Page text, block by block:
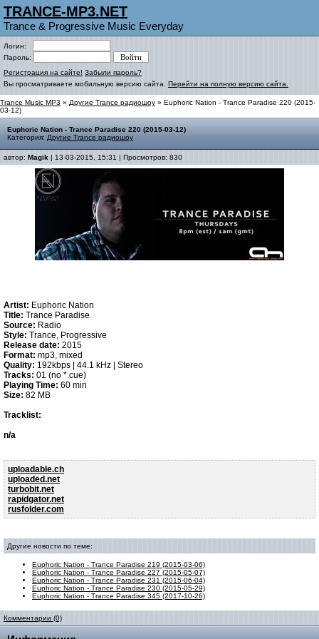
TRANCE-MP3.NET
Trance & Progressive Music Everyday
Логин:
Пароль:
Регистрация на сайте! Забыли пароль?
Вы просматриваете мобильную версию сайта. Перейти на полную версию сайта.
Trance Music MP3 » Другие Trance радиошоу » Euphoric Nation - Trance Paradise 220 (2015-
03-12)
Euphoric Nation - Trance Paradise 220 (2015-03-12)
Категория: Другие Trance радиошоу
автор: Magik | 13-03-2015, 15:31 | Просмотров: 830
Artist: Euphoric Nation
Title: Trance Paradise
Source: Radio
Style: Trance, Progressive
Release date: 2015
Format: mp3, mixed
Quality: 192kbps | 44.1 kHz | Stereo
Tracks: 01 (no *.cue)
Playing Time: 60 min
Size: 82 MB
Tracklist:
n/a
uploadable.ch
uploaded.net
turbobit.net
rapidgator.net
rusfolder.com
Другие новости по теме:
Euphoric Nation - Trance Paradise 219 (2015-03-06)
Euphoric Nation - Trance Paradise 227 (2015-05-07)
Euphoric Nation - Trance Paradise 231 (2015-06-04)
Euphoric Nation - Trance Paradise 230 (2015-05-29)
Euphoric Nation - Trance Paradise 345 (2017-10-26)
Комментарии (0)